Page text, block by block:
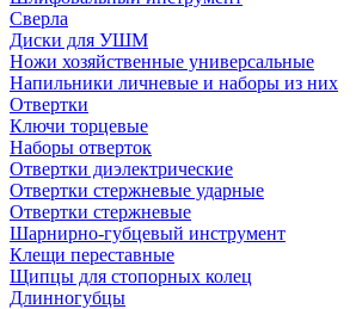
Сверла
Диски для УШМ
Ножи хозяйственные универсальные
Напильники личневые и наборы из них
Отвертки
Ключи торцевые
Наборы отверток
Отвертки диэлектрические
Отвертки стержневые ударные
Отвертки стержневые
Шарнирно-губцевый инструмент
Клещи переставные
Щипцы для стопорных колец
Длинногубцы